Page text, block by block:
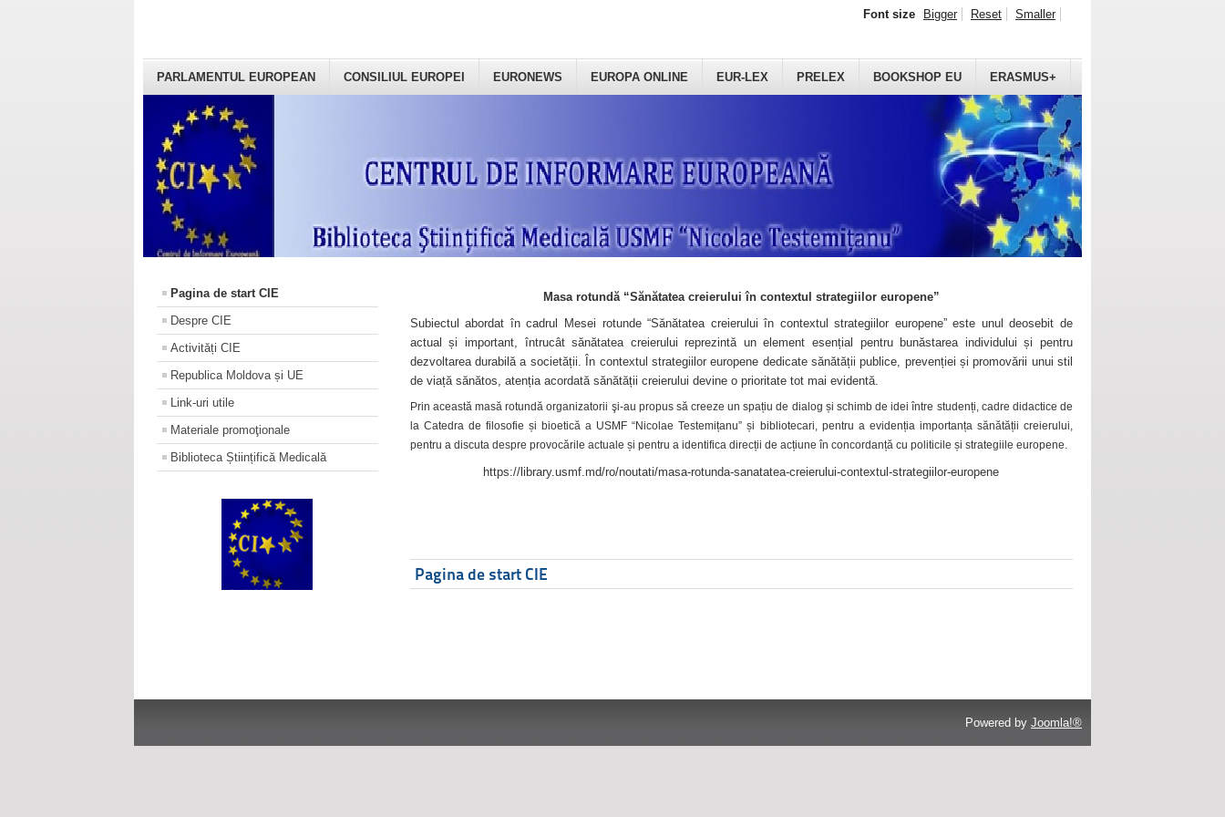
PARLAMENTUL EUROPEAN CONSILIUL EUROPEI EURONEWS EUROPA ONLINE EUR-LEX PRELEX BOOKSHOP EU ERASMUS+
Font size Bigger Reset Smaller
Pagina de start CIE
Despre CIE
Activități CIE
Republica Moldova și UE
Link-uri utile
Materiale promoţionale
Biblioteca Științifică Medicală
Masa rotundă “Sănătatea creierului în contextul strategiilor europene”
Subiectul abordat în cadrul Mesei rotunde “Sănătatea creierului în contextul strategiilor europene” este unul deosebit de
actual și important, întrucât sănătatea creierului reprezintă un element esențial pentru bunăstarea individului și pentru
dezvoltarea durabilă a societății. În contextul strategiilor europene dedicate sănătății publice, prevenției și promovării unui stil
de viață sănătos, atenția acordată sănătății creierului devine o prioritate tot mai evidentă.
Prin această masă rotundă organizatorii şi-au propus să creeze un spațiu de dialog și schimb de idei între studenți, cadre didactice de
la Catedra de filosofie și bioetică a USMF “Nicolae Testemițanu” și bibliotecari, pentru a evidenția importanța sănătății creierului,
pentru a discuta despre provocările actuale și pentru a identifica direcții de acțiune în concordanță cu politicile și strategiile europene.
https://library.usmf.md/ro/noutati/masa-rotunda-sanatatea-creierului-contextul-strategiilor-europene
Pagina de start CIE
Powered by Joomla!®